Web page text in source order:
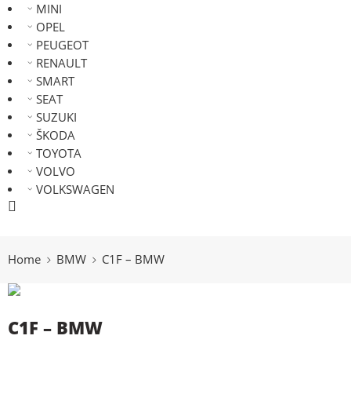
MINI
OPEL
PEUGEOT
RENAULT
SMART
SEAT
SUZUKI
ŠKODA
TOYOTA
VOLVO
VOLKSWAGEN
Home BMW C1F – BMW
C1F – BMW